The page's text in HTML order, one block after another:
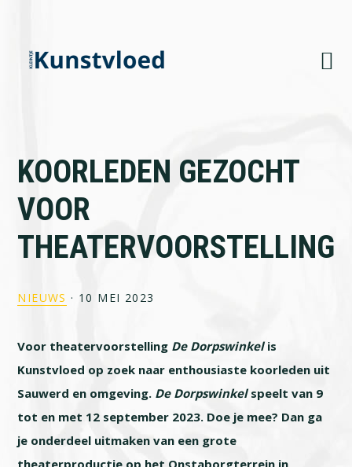
primary
navigation
content
footer
KOORLEDEN GEZOCHT
VOOR
THEATERVOORSTELLING
NIEUWS · 10 MEI 2023
Voor theatervoorstelling De Dorpswinkelis
Kunstvloed op zoek naar enthousiaste koorleden uit
Sauwerd en omgeving. De Dorpswinkelspeelt van 9
tot en met 12 september 2023. Doe je mee? Dan ga
je onderdeel uitmaken van een grote
theaterproductie op het Onstaborgterrein in